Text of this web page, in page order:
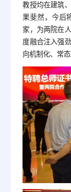
教授均在建筑
果斐然，今后
家，为两院在
度融合注入强
向机制化、常态